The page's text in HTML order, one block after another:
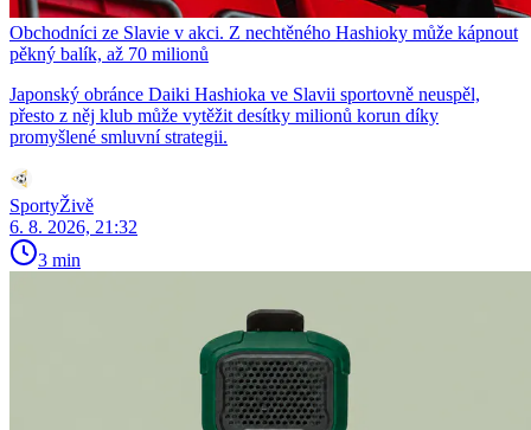
Obchodníci ze Slavie v akci. Z nechtěného Hashioky může kápnout
pěkný balík, až 70 milionů
Japonský obránce Daiki Hashioka ve Slavii sportovně neuspěl,
přesto z něj klub může vytěžit desítky milionů korun díky
promyšlené smluvní strategii.
SportyŽivě
6. 8. 2026, 21:32
3 min